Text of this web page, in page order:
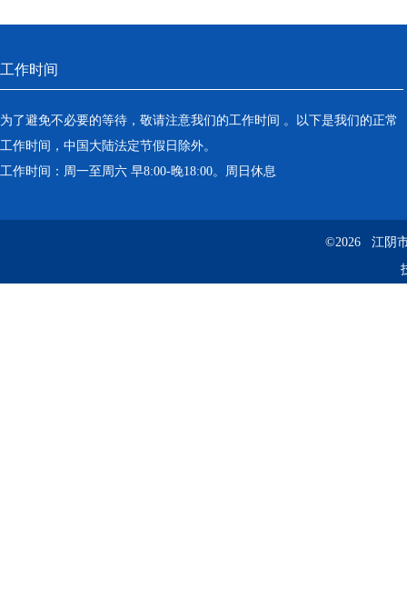
工作时间
为了避免不必要的等待，敬请注意我们的工作时间 。以下是我们的正常
工作时间，中国大陆法定节假日除外。
工作时间：周一至周六 早8:00-晚18:00。周日休息
©2026 江阴